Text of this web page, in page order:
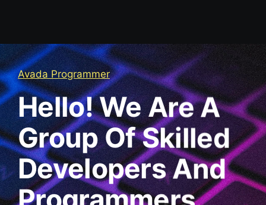
Avada Programmer
Hello! We Are A
Group Of Skilled
Developers And